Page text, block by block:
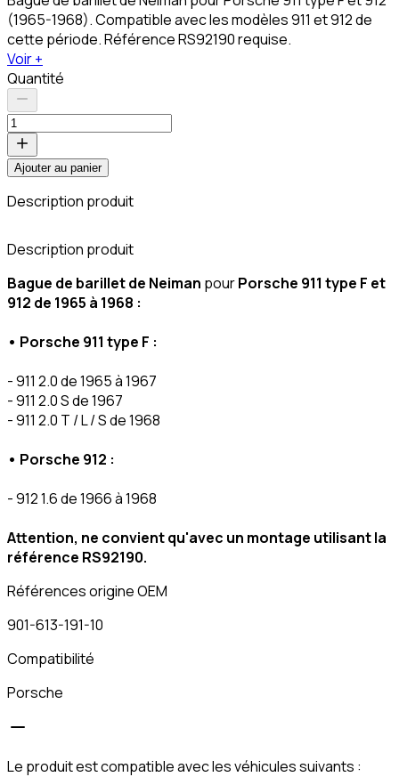
(1965-1968). Compatible avec les modèles 911 et 912 de
cette période. Référence RS92190 requise.
Voir +
Quantité
Ajouter au panier
Description produit
Description produit
Bague de barillet de Neiman pourPorsche 911 type F et
912 de 1965 à 1968 :
• Porsche 911 type F :
- 911 2.0 de 1965 à 1967
- 911 2.0 S de 1967
- 911 2.0 T / L / S de 1968
• Porsche 912 :
- 912 1.6 de 1966 à 1968
Attention, ne convient qu'avec un montage utilisant la
référence RS92190.
Références origine OEM
901-613-191-10
Compatibilité
Porsche
Le produit est compatible avec les véhicules suivants :